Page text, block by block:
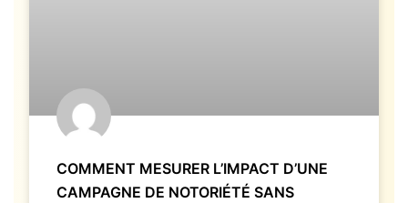
COMMENT MESURER L’IMPACT D’UNE
CAMPAGNE DE NOTORIÉTÉ SANS